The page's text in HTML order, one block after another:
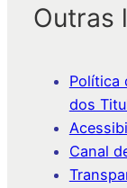
Outras
Política
dos
Canal